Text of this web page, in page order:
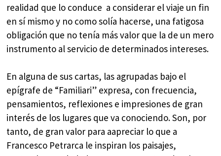
realidad que lo conduce a considerar el viaje un fin
en sí mismo y no como solía hacerse, una fatigosa
obligación que no tenía más valor que la de un mero
instrumento al servicio de determinados intereses.
En alguna de sus cartas, las agrupadas bajo el
epígrafe de “Familiari” expresa, con frecuencia,
pensamientos, reflexiones e impresiones de gran
interés de los lugares que va conociendo. Son, por
tanto, de gran valor para aapreciar lo que a
Francesco Petrarca le inspiran los paisajes,